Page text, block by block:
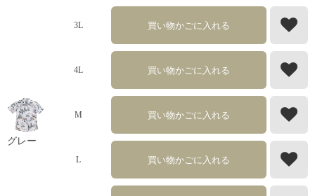
3L 買い物かごに入れる
4L 買い物かごに入れる
グレー
M 買い物かごに入れる
L 買い物かごに入れる